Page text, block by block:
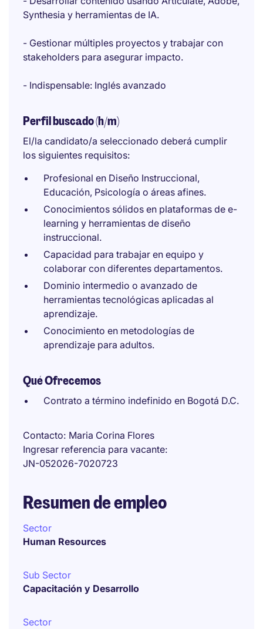
Synthesia y herramientas de IA.
- Gestionar múltiples proyectos y trabajar con
stakeholders para asegurar impacto.
- Indispensable: Inglés avanzado
Perfil buscado (h/m)
El/la candidato/a seleccionado deberá cumplir
los siguientes requisitos:
Profesional en Diseño Instruccional,
Educación, Psicología o áreas afines.
Conocimientos sólidos en plataformas de e-
learning y herramientas de diseño
instruccional.
Capacidad para trabajar en equipo y
colaborar con diferentes departamentos.
Dominio intermedio o avanzado de
herramientas tecnológicas aplicadas al
aprendizaje.
Conocimiento en metodologías de
aprendizaje para adultos.
Qué Ofrecemos
Contrato a término indefinido en Bogotá D.C.
Contacto Maria Corina Flores
Ingresar referencia para vacante
JN-052026-7020723
Resumen de empleo
Sector
Human Resources
Sub Sector
Capacitación y Desarrollo
Sector